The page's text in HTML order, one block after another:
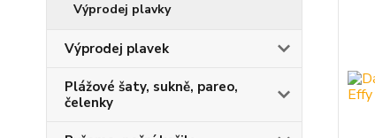
Výprodej plavky
Výprodej plavek
Plážové šaty, sukně, pareo,
čelenky